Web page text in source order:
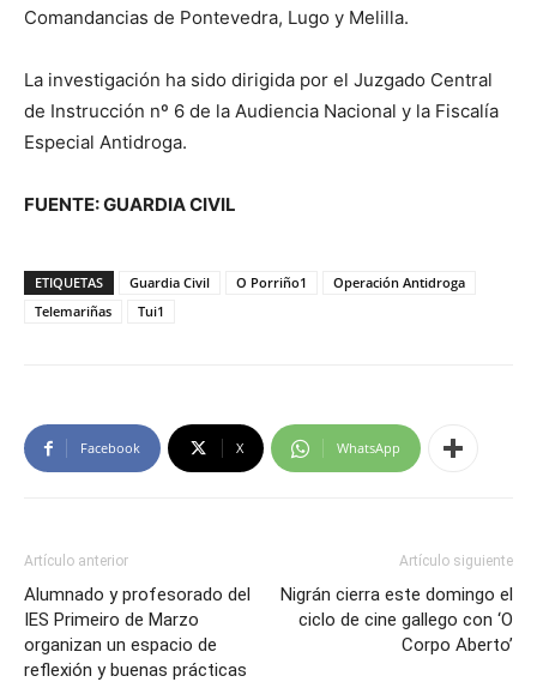
Comandancias de Pontevedra, Lugo y Melilla.
La investigación ha sido dirigida por el Juzgado Central
de Instrucción nº 6 de la Audiencia Nacional y la Fiscalía
Especial Antidroga.
FUENTE: GUARDIA CIVIL
ETIQUETAS Guardia Civil O Porriño1
Operación Antidroga
Telemariñas
Tui1
Facebook X WhatsApp
Artículo anterior
Alumnado y profesorado del
IES Primeiro de Marzo
organizan un espacio de
reflexión y buenas prácticas
Artículo siguiente
Nigrán cierra este domingo el
ciclo de cine gallego con ‘O
Corpo Aberto’